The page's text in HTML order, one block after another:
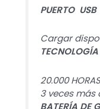
PUERTO USB
Cargar
TECNOLOGÍA
20.000
3 veces más
BATERÍA DE